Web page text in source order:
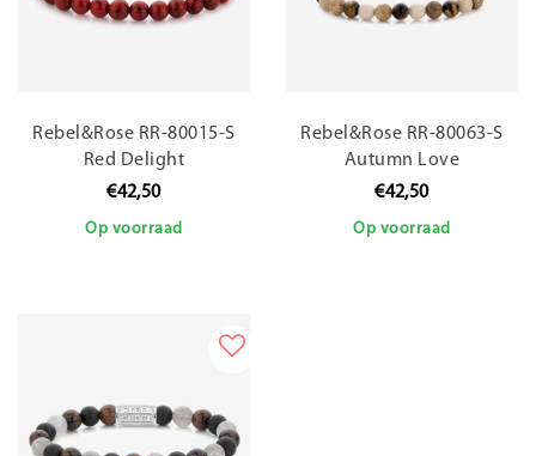
Rebel&Rose RR-80015-S
Red Delight
€42,50
Op voorraad
Rebel&Rose RR-80063-S
Autumn Love
€42,50
Op voorraad